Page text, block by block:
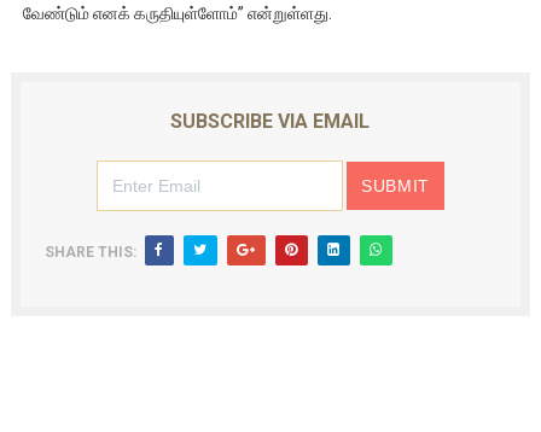
வேண்டும் எனக் கருதியுள்ளோம்” என்றுள்ளது.
SUBSCRIBE VIA EMAIL
SHARE THIS: